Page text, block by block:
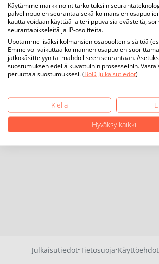
Julkaisutiedot·Tietosuoja·Käyttöehdot
Käytämme markkinointitarkoituksiin
palvelinpuolen seurantaa sekä kolmansien
kautta voidaan käyttää laiteriippuvaisia evästeitä,
seurantapikseleitä ja IP-osoitteita.
Upotamme lisäksi kolmansien osapuolten sisältöä
Emme voi vaikuttaa kolmannen osapuolen
jatkokäsittelyyn tai mahdolliseen seurantaan.
suostumuksen edellä kuvattuihin prosesseihin.
peruuttaa suostumuksesi. (BoD Julkaisutiedot)
Kiellä
Hyväksy kaikki